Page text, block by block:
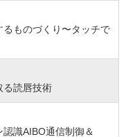
ものづくり〜タッチで
る読唇技術
識AIBO通信制御＆